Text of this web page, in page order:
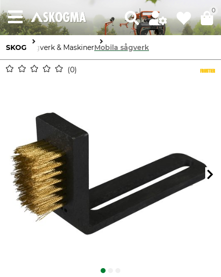
0
SKOG Sågverk & MaskinerMobila sågverk
0